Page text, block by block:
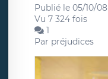
Publié le 05/10/08
Vu 7 324 fois
1
Par préjudices